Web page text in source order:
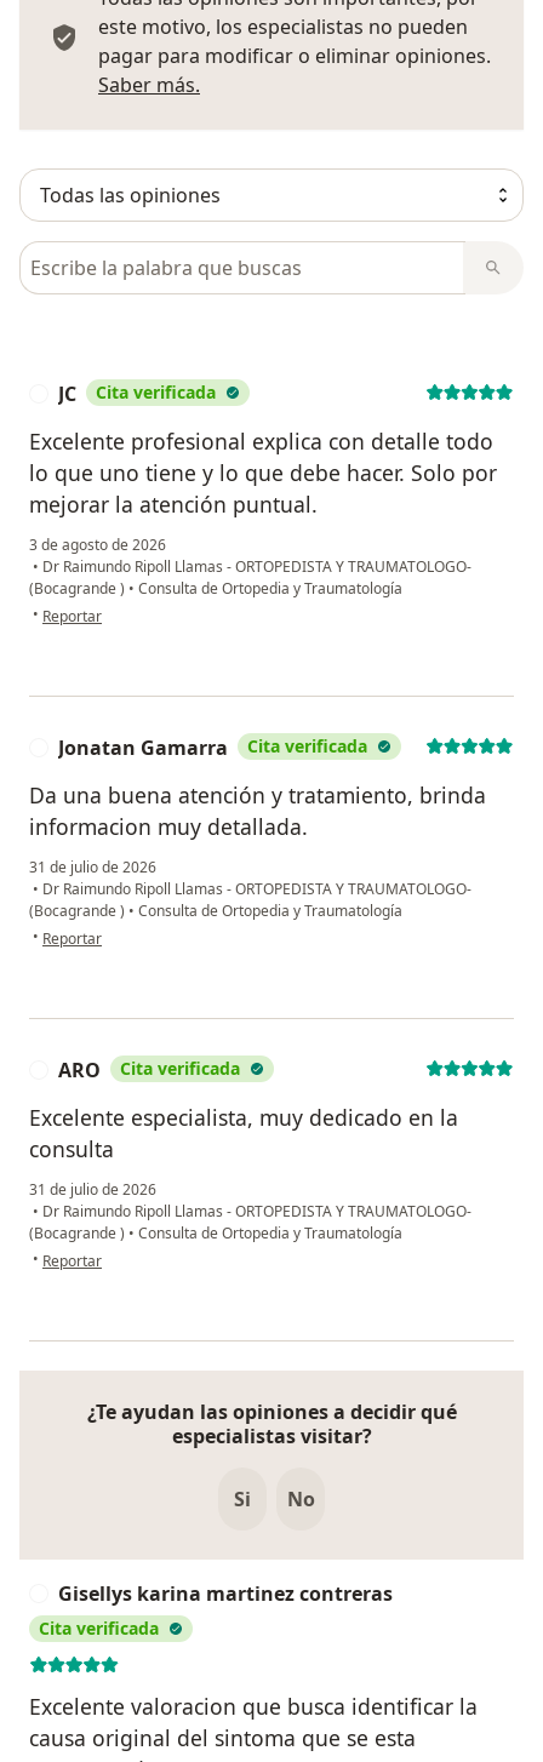
este motivo, los especialistas no pueden
pagar para modificar o eliminar opiniones.
Saber más.
Busca en opiniones
JC Cita verificada
Excelente profesional explica con detalle todo
lo que uno tiene y lo que debe hacer. Solo por
mejorar la atención puntual.
3 de agosto de 2026
• Dr Raimundo Ripoll Llamas - ORTOPEDISTA Y TRAUMATOLOGO-
(Bocagrande ) • Consulta de Ortopedia y Traumatología
• en opinión del usuario JC
Reportar
Jonatan Gamarra Cita verificada
Da una buena atención y tratamiento, brinda
informacion muy detallada.
31 de julio de 2026
• Dr Raimundo Ripoll Llamas - ORTOPEDISTA Y TRAUMATOLOGO-
(Bocagrande ) • Consulta de Ortopedia y Traumatología
• en opinión del usuario Jonatan Gamarra
Reportar
ARO Cita verificada
Excelente especialista, muy dedicado en la
consulta
31 de julio de 2026
• Dr Raimundo Ripoll Llamas - ORTOPEDISTA Y TRAUMATOLOGO-
(Bocagrande ) • Consulta de Ortopedia y Traumatología
• en opinión del usuario ARO
Reportar
¿Te ayudan las opiniones a decidir qué
especialistas visitar?
Si No
Gisellys karina martinez contreras
Cita verificada
Excelente valoracion que busca identificar la
causa original del sintoma que se esta